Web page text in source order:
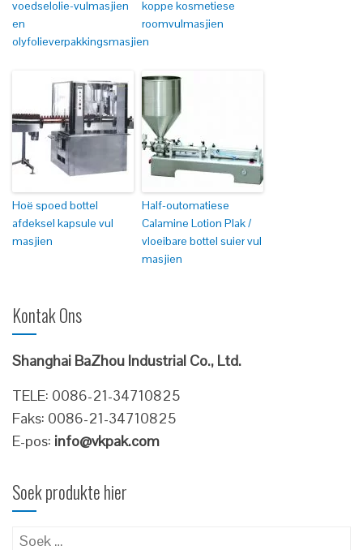
voedselolie-vulmasjien
en
olyfolieverpakkingsmasjien
koppe kosmetiese
roomvulmasjien
Hoë spoed bottel
afdeksel kapsule vul
masjien
Half-outomatiese
Calamine Lotion Plak /
vloeibare bottel suier vul
masjien
Kontak Ons
Shanghai BaZhou Industrial Co., Ltd.
TELE: 0086-21-34710825
Faks: 0086-21-34710825
E-pos: info@vkpak.com
Soek produkte hier
Soek